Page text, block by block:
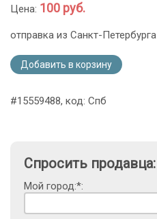
Цена: 100 руб.
отправка из Санкт-Петербурга
Добавить в корзину
#15559488, код: Спб
Спросить продавца:
Мой город:*: